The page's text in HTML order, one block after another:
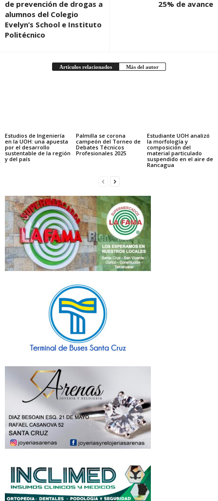
de prevención de drogas a
alumnos del Colegio
Evelyn’s School e Instituto
Politécnico
25% de avance
Artículos relacionados Más del autor
Estudios de Ingeniería
en la UOH: una apuesta
por el desarrollo
sustentable de la región
y del país
Palmilla se corona
campeón del Torneo de
Debates Técnicos
Profesionales 2025
Estudiante UOH analizó
la morfología y
composición del
material particulado
suspendido en el aire de
Rancagua